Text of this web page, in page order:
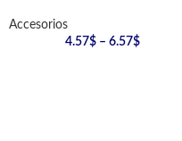
Accesorios
4.57$ – 6.57$